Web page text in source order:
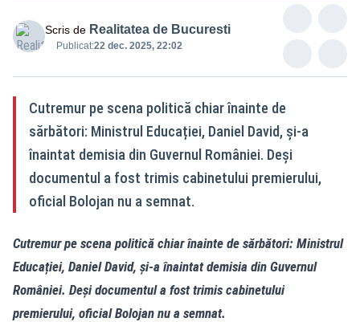
Scris de Realitatea de Bucuresti
Publicat:22 dec. 2025, 22:02
Cutremur pe scena politică chiar înainte de
sărbători: Ministrul Educației, Daniel David, și-a
înaintat demisia din Guvernul României. Deși
documentul a fost trimis cabinetului premierului,
oficial Bolojan nu a semnat.
Cutremur pe scena politică chiar înainte de sărbători: Ministrul
Educației, Daniel David, și-a înaintat demisia din Guvernul
României. Deși documentul a fost trimis cabinetului
premierului, oficial Bolojan nu a semnat.